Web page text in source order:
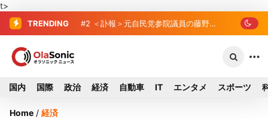
t>
TRENDING #2 ＜訃報＞元自民党参院議員の藤野公
国内 国際 政治 経済 自動車 IT エンタメ スポーツ
Home / 経済